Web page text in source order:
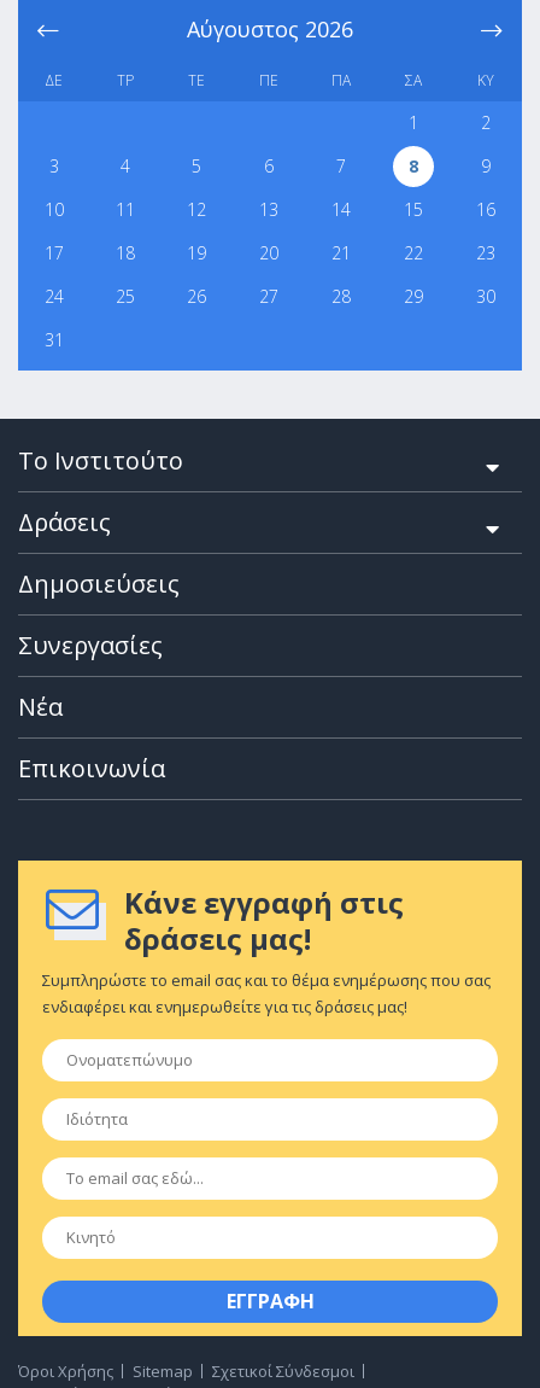
Αύγουστος 2026
ΔΕ ΤΡ ΤΕ ΠΕ ΠΑ ΣΑ ΚΥ
1
2
3
4 5 6 7 8
9
10
11 12 13 14 15
16
17
18 19 20 21 22
23
24
25 26 27 28 29
30
31
Το Ινστιτούτο
Δράσεις
Δημοσιεύσεις
Συνεργασίες
Νέα
Επικοινωνία
Κάνε εγγραφή στις
δράσεις μας!
Συμπληρώστε το email σας και το θέμα ενημέρωσης που σας
ενδιαφέρει και ενημερωθείτε για τις δράσεις μας!
Ονοματεπώνυμο
Ιδιότητα
Email
Κινητό
Όροι Χρήσης Sitemap
Σχετικοί Σύνδεσμοι